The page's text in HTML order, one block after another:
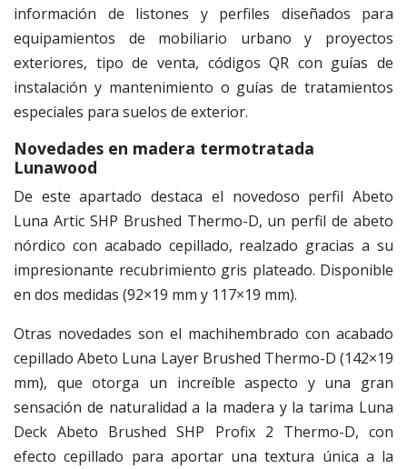
información de listones y perfiles diseñados para
equipamientos de mobiliario urbano y proyectos
exteriores, tipo de venta, códigos QR con guías de
instalación y mantenimiento o guías de tratamientos
especiales para suelos de exterior.
Novedades en madera termotratada
Lunawood
De este apartado destaca el novedoso perfil Abeto
Luna Artic SHP Brushed Thermo-D, un perfil de abeto
nórdico con acabado cepillado, realzado gracias a su
impresionante recubrimiento gris plateado. Disponible
en dos medidas (92×19 mm y 117×19 mm).
Otras novedades son el machihembrado con acabado
cepillado Abeto Luna Layer Brushed Thermo-D (142×19
mm), que otorga un increíble aspecto y una gran
sensación de naturalidad a la madera y la tarima Luna
Deck Abeto Brushed SHP Profix 2 Thermo-D, con
efecto cepillado para aportar una textura única a la